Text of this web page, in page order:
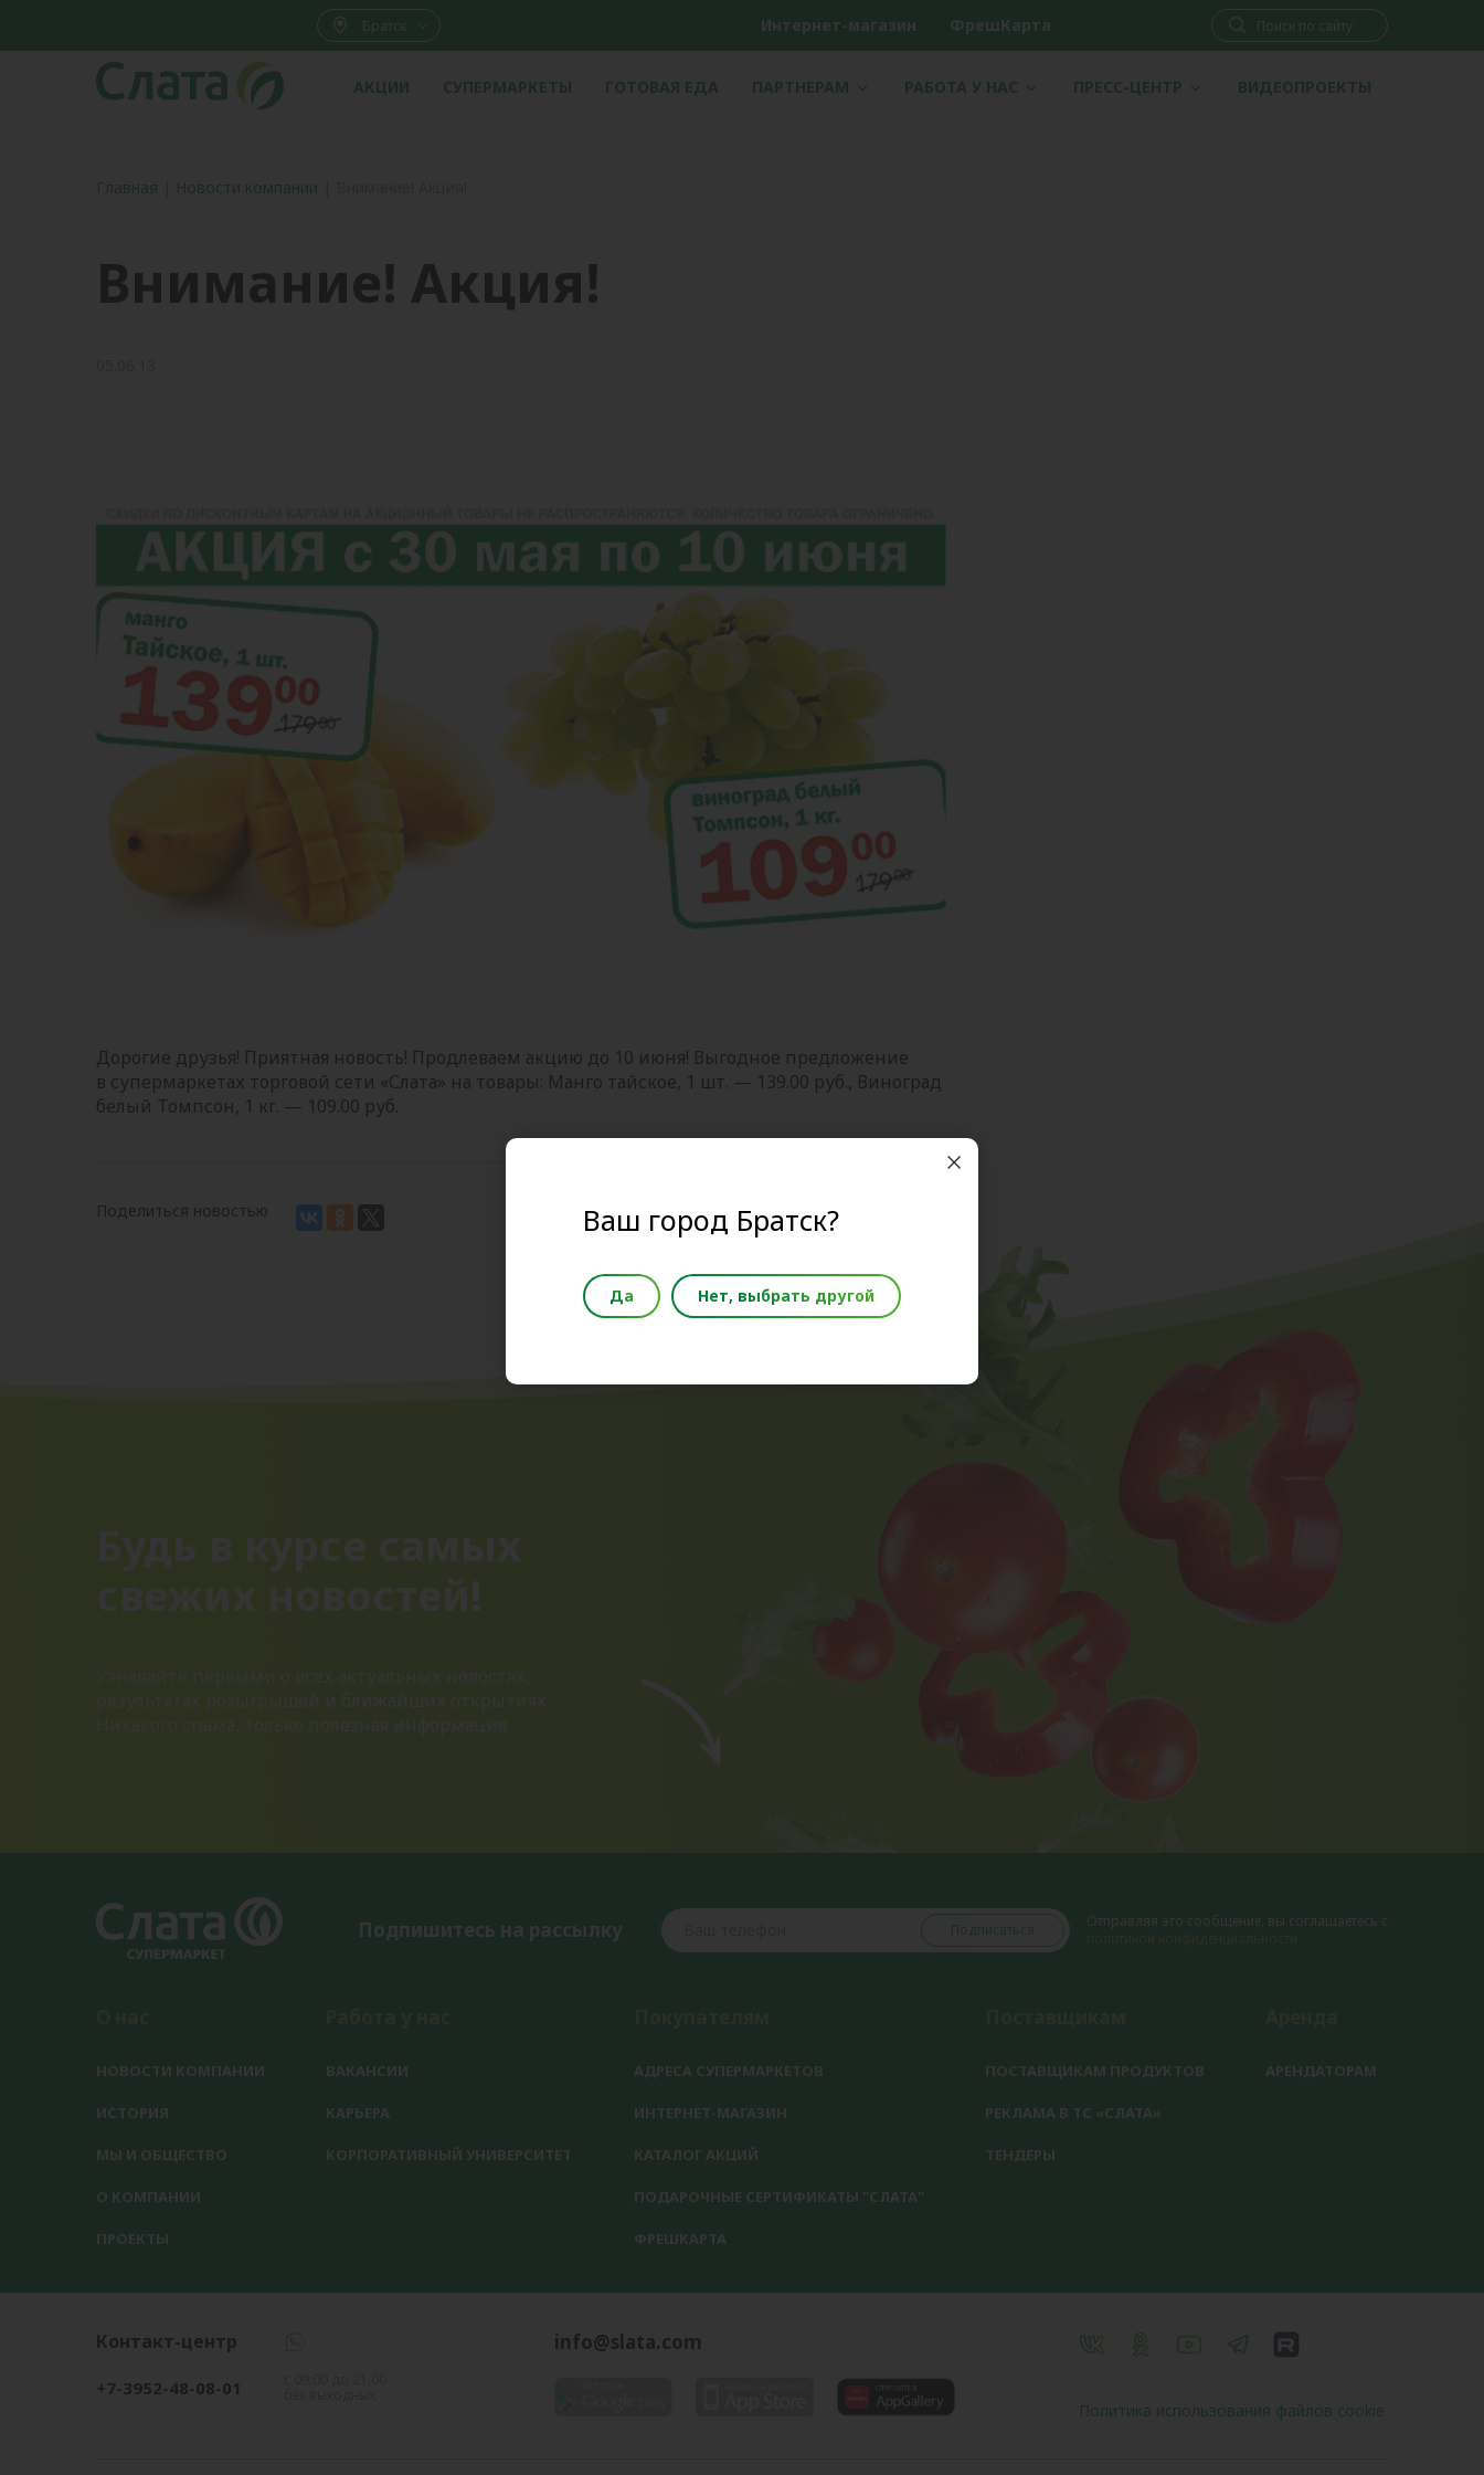
Братск Интернет-магазин ФрешКарта
АКЦИИ СУПЕРМАРКЕТЫ ГОТОВАЯ ЕДА ПАРТНЕРАМ РАБОТА У НАС ПРЕСС-ЦЕНТР ВИДЕОПРОЕКТЫ
Главная Новости компании
Внимание! Акция!
Дорогие друзья! Приятная новость! Продлеваем акцию до 10 июня! Выгодное предложение
в супермаркетах торговой сети «Слата» на товары: Манго тайское, 1 шт. — 139.00 руб., Виноград
белый Томпсон, 1 кг. — 109.00 руб.
Поделиться новостью
Подпишитесь на рассылку Подписаться
Отправляя это сообщение, вы соглашаетесь с
НОВОСТИ КОМПАНИИ
ИСТОРИЯ
МЫ И ОБЩЕСТВО
О КОМПАНИИ
ПРОЕКТЫ
ВАКАНСИИ
КАРЬЕРА
КОРПОРАТИВНЫЙ УНИВЕРСИТЕТ
АДРЕСА СУПЕРМАРКЕТОВ
ИНТЕРНЕТ-МАГАЗИН
КАТАЛОГ АКЦИЙ
ПОДАРОЧНЫЕ СЕРТИФИКАТЫ "СЛАТА"
ФРЕШКАРТА
ПОСТАВЩИКАМ ПРОДУКТОВ
РЕКЛАМА В ТС «СЛАТА»
ТЕНДЕРЫ
АРЕНДАТОРАМ
Контакт-центр
+7-3952-48-08-01
info@slata.com
Политика использования файлов cookie
Ваш город Братск?
Да Нет, выбрать другой